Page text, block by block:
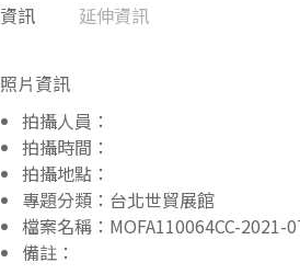
資訊 延伸資訊
照片資訊
拍攝人員：
拍攝時間：
拍攝地點：
專題分類：台北世貿展館
檔案名稱：MOFA110064CC-2021-
備註：